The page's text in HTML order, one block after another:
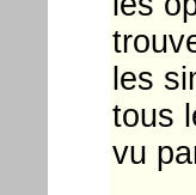
les
tous
vu